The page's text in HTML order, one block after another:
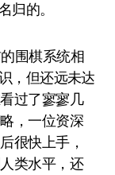
归的。
围棋系统相
，但还远未达
过了寥寥几
，一位资深
很快上手，
类水平，还